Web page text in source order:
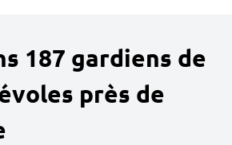
187 gardiens de
près de